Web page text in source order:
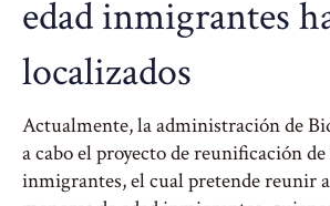
edad inmigrantes
localizados
Actualmente, la administración de
a cabo el proyecto de reunificación
inmigrantes, el cual pretende reunir